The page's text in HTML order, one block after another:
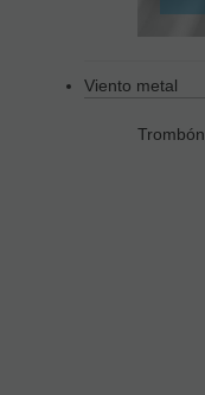
Viento metal
Trombón